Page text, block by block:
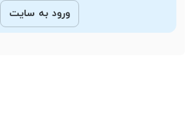
ورود به سایت